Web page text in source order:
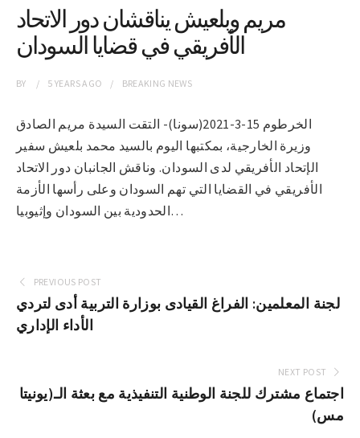
مريم وبلعيش يناقشان دور الاتحاد
الأفريقي في قضايا السودان
BY 5 YEARSAGO BREAKING NEWS
الخرطوم 15-3-2021(سونا)- التقت السيدة مريم الصادق
وزيرة الخارجية، بمكتبها اليوم بالسيد محمد بلعيش سفير
الإتحاد الأفريقي لدى السودان. وناقش الجانبان دور الاتحاد
الأفريقي في القضايا التي تهم السودان وعلى رأسها الأزمة
الحدودية بين السودان وإثيوبيا…
PREVIOUS POST
لجنة المعلمين: الفراغ القيادى بوزارة التربية أدى لتردي
الأداء الإداري
NEXT POST
اجتماع مشترك للجنة الوطنية التنفيذية مع بعثة الـ(يونيتا
مس)